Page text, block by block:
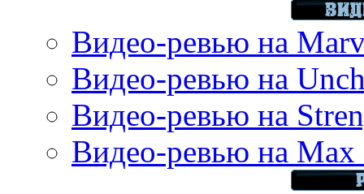
Видео-ревью на
Видео-ревью на
Видео-ревью на
Видео-ревью на Max